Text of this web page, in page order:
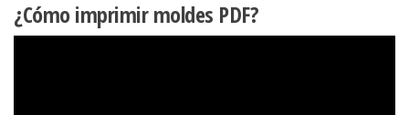
¿Cómo imprimir moldes PDF?